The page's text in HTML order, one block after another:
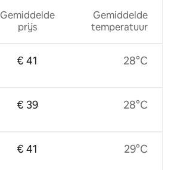
Gemiddelde
prijs
€ 41
€ 39
€ 41
Gemiddelde
temperatuur
28°C
28°C
29°C